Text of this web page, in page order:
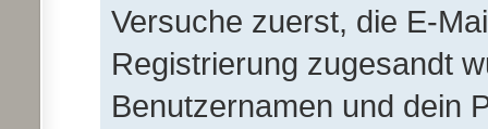
Versuche zuerst, die E-
Registrierung zugesandt
Benutzernamen und dein